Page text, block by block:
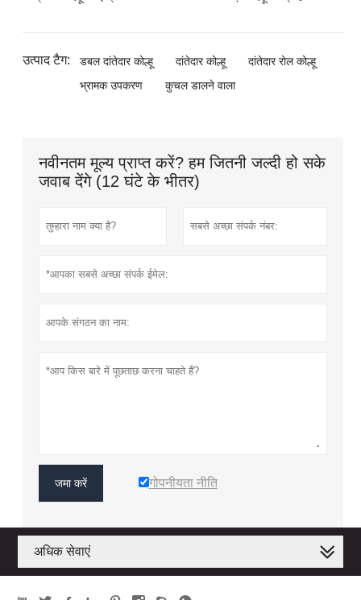
उत्पाद टैग: डबल दांतेदार कोल्हू दांतेदार कोल्हू
दांतेदार रोल कोल्हू
भ्रामक उपकरण
कुचल डालने वाला
नवीनतम मूल्य प्राप्त करें? हम जितनी जल्दी हो सके
जवाब देंगे (12 घंटे के भीतर)
जमा करें गोपनीयता नीति
अधिक सेवाएं